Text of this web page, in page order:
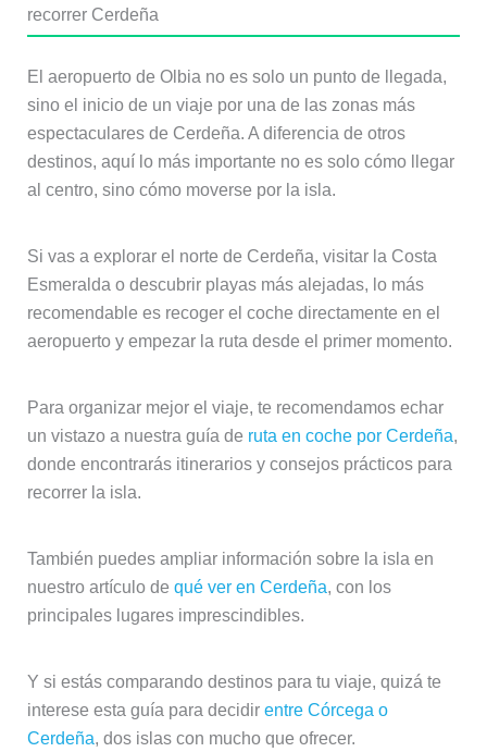
recorrer Cerdeña
El aeropuerto de Olbia no es solo un punto de llegada,
sino el inicio de un viaje por una de las zonas más
espectaculares de Cerdeña. A diferencia de otros
destinos, aquí lo más importante no es solo cómo llegar
al centro, sino cómo moverse por la isla.
Si vas a explorar el norte de Cerdeña, visitar la Costa
Esmeralda o descubrir playas más alejadas, lo más
recomendable es recoger el coche directamente en el
aeropuerto y empezar la ruta desde el primer momento.
Para organizar mejor el viaje, te recomendamos echar
un vistazo a nuestra guía de ruta en coche por Cerdeña,
donde encontrarás itinerarios y consejos prácticos para
recorrer la isla.
También puedes ampliar información sobre la isla en
nuestro artículo de qué ver en Cerdeña, con los
principales lugares imprescindibles.
Y si estás comparando destinos para tu viaje, quizá te
interese esta guía para decidir entre Córcega o
Cerdeña, dos islas con mucho que ofrecer.